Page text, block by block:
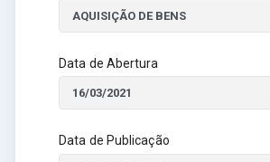
Data de Abertura
Data de Publicação